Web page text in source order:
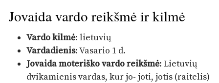
Jovaida vardo reikšmė ir kilmė
Vardo kilmė: lietuvių
Vardadienis: Vasario 1 d.
Jovaida moteriško vardo reikšmė: Lietuvių
dvikamienis vardas, kur jo- joti, jotis (raitelis)